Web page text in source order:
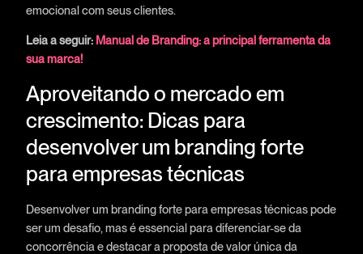
emocional com seus clientes.
Leia a seguir: Manual de Branding: a principal ferramenta da
sua marca!
Aproveitando o mercado em
crescimento: Dicas para
desenvolver um branding forte
para empresas técnicas
Desenvolver um branding forte para empresas técnicas pode
ser um desafio, mas é essencial para diferenciar-se da
concorrência e destacar a proposta de valor única da